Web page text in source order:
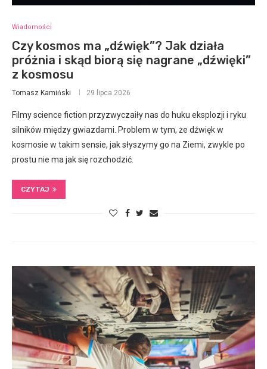
Wiadomości
Czy kosmos ma „dźwięk”? Jak działa
próżnia i skąd biorą się nagrane „dźwięki”
z kosmosu
Tomasz Kamiński 29 lipca 2026
Filmy science fiction przyzwyczaiły nas do huku eksplozji i ryku
silników między gwiazdami. Problem w tym, że dźwięk w
kosmosie w takim sensie, jak słyszymy go na Ziemi, zwykle po
prostu nie ma jak się rozchodzić.
CZYTAJ